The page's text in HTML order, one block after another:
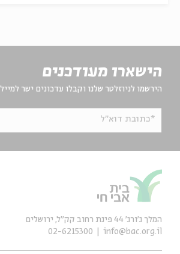
הישארו מעודכנים
הירשמו לניוזלטר שלנו וקבלו עדכונים ישר למייל
*כתובת דוא"ל
המלך ג'ורג' 44 פינת רחוב קק״ל, ירושלים
info@bac.org.il
02-6215300